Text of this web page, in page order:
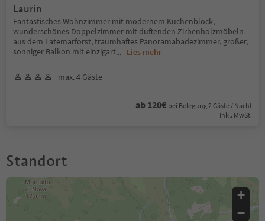
Laurin
Fantastisches Wohnzimmer mit modernem Küchenblock,
wunderschönes Doppelzimmer mit duftenden Zirbenholzmöbeln
aus dem Latemarforst, traumhaftes Panoramabadezimmer, großer,
sonniger Balkon mit einzigart... Lies mehr
max. 4 Gäste
ab 120€ bei Belegung 2 Gäste / Nacht
Inkl. MwSt.
Standort
+
−